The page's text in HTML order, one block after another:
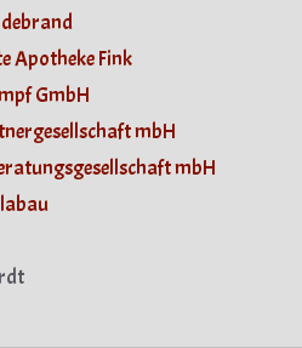
Apotheke Fink
GmbH
mbH
mbH